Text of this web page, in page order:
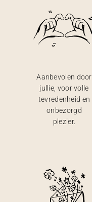
Aanbevolen door
jullie, voor volle
tevredenheid en
onbezorgd
plezier.